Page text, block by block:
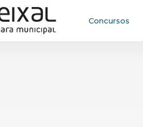
principal da página
Concursos